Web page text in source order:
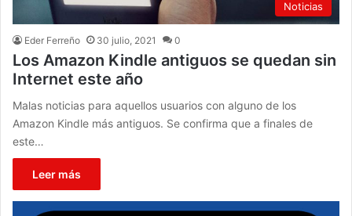
Noticias
Eder Ferreño 30 julio, 2021 0
Los Amazon Kindle antiguos se quedan sin
Internet este año
Malas noticias para aquellos usuarios con alguno de los
Amazon Kindle más antiguos. Se confirma que a finales de
este…
Leer más